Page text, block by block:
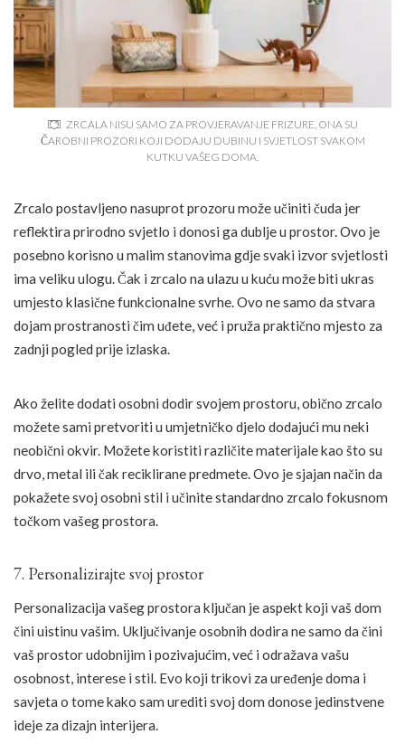
ZRCALA NISU SAMO ZA PROVJERAVANJE FRIZURE, ONA SU
ČAROBNI PROZORI KOJI DODAJU DUBINU I SVJETLOST SVAKOM
KUTKU VAŠEG DOMA.
Zrcalo postavljeno nasuprot prozoru može učiniti čuda jer
reflektira prirodno svjetlo i donosi ga dublje u prostor. Ovo je
posebno korisno u malim stanovima gdje svaki izvor svjetlosti
ima veliku ulogu. Čak i zrcalo na ulazu u kuću može biti ukras
umjesto klasične funkcionalne svrhe. Ovo ne samo da stvara
dojam prostranosti čim uđete, već i pruža praktično mjesto za
zadnji pogled prije izlaska.
Ako želite dodati osobni dodir svojem prostoru, obično zrcalo
možete sami pretvoriti u umjetničko djelo dodajući mu neki
neobični okvir. Možete koristiti različite materijale kao što su
drvo, metal ili čak reciklirane predmete. Ovo je sjajan način da
pokažete svoj osobni stil i učinite standardno zrcalo fokusnom
točkom vašeg prostora.
7. Personalizirajte svoj prostor
Personalizacija vašeg prostora ključan je aspekt koji vaš dom
čini uistinu vašim. Uključivanje osobnih dodira ne samo da čini
vaš prostor udobnijim i pozivajućim, već i odražava vašu
osobnost, interese i stil. Evo koji trikovi za uređenje doma i
savjeta o tome kako sam urediti svoj dom donose jedinstvene
ideje za dizajn interijera.